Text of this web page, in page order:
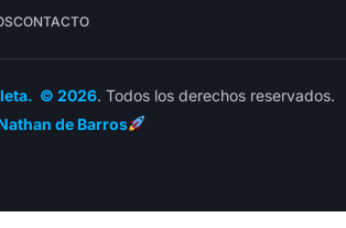
CONTACTO
© 2026. Todos los derechos reservados.
de Barros